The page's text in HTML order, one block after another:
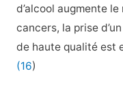
d’alcool augmente
cancers, la prise
de haute qualité est
(16)